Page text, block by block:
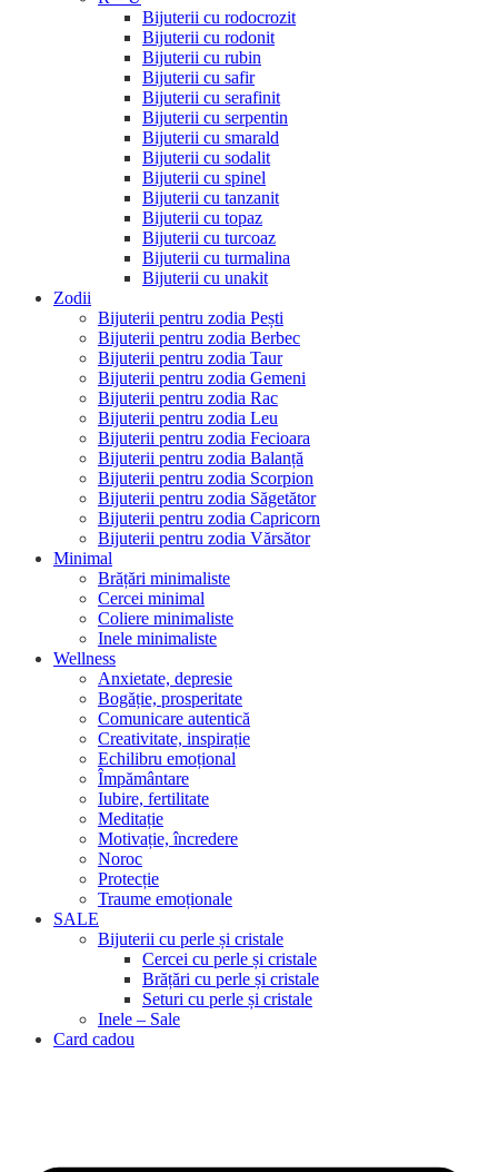
Bijuterii cu rodocrozit
Bijuterii cu rodonit
Bijuterii cu rubin
Bijuterii cu safir
Bijuterii cu serafinit
Bijuterii cu serpentin
Bijuterii cu smarald
Bijuterii cu sodalit
Bijuterii cu spinel
Bijuterii cu tanzanit
Bijuterii cu topaz
Bijuterii cu turcoaz
Bijuterii cu turmalina
Bijuterii cu unakit
Zodii
Bijuterii pentru zodia Pești
Bijuterii pentru zodia Berbec
Bijuterii pentru zodia Taur
Bijuterii pentru zodia Gemeni
Bijuterii pentru zodia Rac
Bijuterii pentru zodia Leu
Bijuterii pentru zodia Fecioara
Bijuterii pentru zodia Balanță
Bijuterii pentru zodia Scorpion
Bijuterii pentru zodia Săgetător
Bijuterii pentru zodia Capricorn
Bijuterii pentru zodia Vărsător
Minimal
Brățări minimaliste
Cercei minimal
Coliere minimaliste
Inele minimaliste
Wellness
Anxietate, depresie
Bogăție, prosperitate
Comunicare autentică
Creativitate, inspirație
Echilibru emoțional
Împământare
Iubire, fertilitate
Meditație
Motivație, încredere
Noroc
Protecție
Traume emoționale
SALE
Bijuterii cu perle și cristale
Cercei cu perle și cristale
Brățări cu perle și cristale
Seturi cu perle și cristale
Inele – Sale
Card cadou